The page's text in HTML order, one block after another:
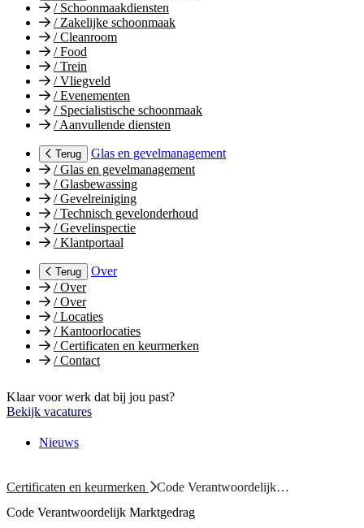
/Schoonmaakdiensten
/Zakelijke schoonmaak
/Cleanroom
/Food
/Trein
/Vliegveld
/Evenementen
/Specialistische schoonmaak
/Aanvullende diensten
Terug
Glas en gevelmanagement
/Glas en gevelmanagement
/Glasbewassing
/Gevelreiniging
/Technisch gevelonderhoud
/Gevelinspectie
/Klantportaal
Terug
Over
/Over
/Over
/Locaties
/Kantoorlocaties
/Certificaten en keurmerken
/Contact
Klaar voor werk dat bij jou past?
Bekijk vacatures
Nieuws
Certificaten en keurmerken
Code Verantwoordelijk…
Code Verantwoordelijk Marktgedrag